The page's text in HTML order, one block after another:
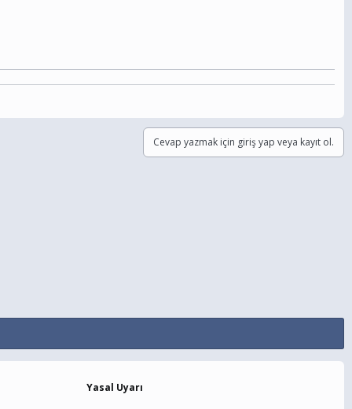
Cevap yazmak için giriş yap veya kayıt ol.
Yasal Uyarı